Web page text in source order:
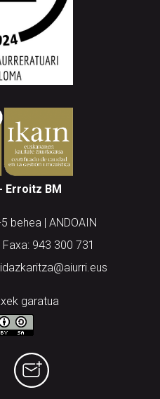
Erroitz BM
behea | ANDOAIN
943 300 731
garatua